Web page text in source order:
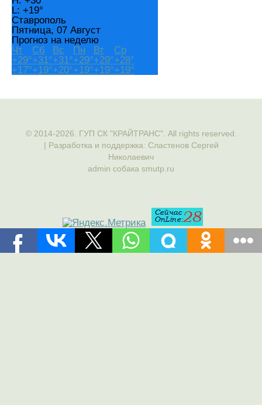
L: +19°
Ставрополь
Пятница, 07 Август
Прогноз на неделю
Чт
Сб Вс Пн Вт
Ср
+29°+31°+31°+29°+29°+28°
+17°+19°+20°+19°+19°+19°
© 2014-2026. ГУП СК "КРАЙТРАНС". All rights reserved.
| Разработка и поддержка: Сластенов Сергей
Николаевич
admin собака smutp.ru